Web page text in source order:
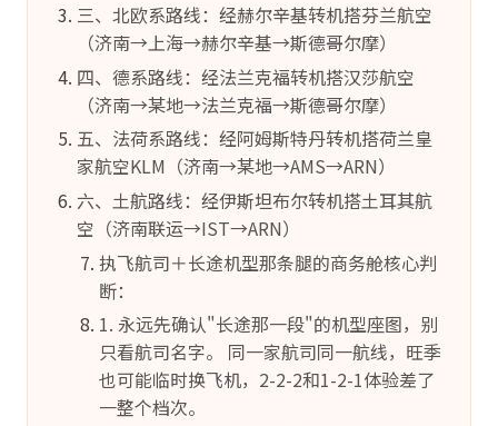
三、北欧系路线：经赫尔辛基转机搭芬兰航空
（济南→上海→赫尔辛基→斯德哥尔摩）
四、德系路线：经法兰克福转机搭汉莎航空
（济南→某地→法兰克福→斯德哥尔摩）
五、法荷系路线：经阿姆斯特丹转机搭荷兰皇
家航空KLM（济南→某地→AMS→ARN）
六、土航路线：经伊斯坦布尔转机搭土耳其航
空（济南联运→IST→ARN）
执飞航司＋长途机型那条腿的商务舱核心判
断：
1. 永远先确认"长途那一段"的机型座图，别
只看航司名字。 同一家航司同一航线，旺季
也可能临时换飞机，2-2-2和1-2-1体验差了
一整个档次。